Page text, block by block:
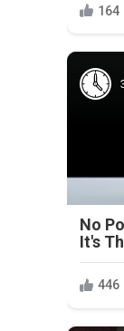
164
No
It's
446